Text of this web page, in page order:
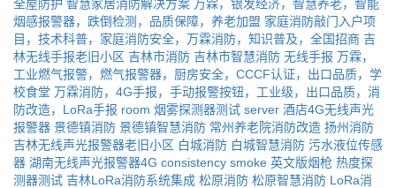
全屋防护 智慧家居消防解决方案 万霖，银发经济，智慧养老，智能
烟感报警器，跌倒检测，品质保障，养老加盟 家庭消防敲门入户项
目，技术科普，家庭消防安全，万霖消防，知识普及，全国招商 吉
林无线手报老旧小区 吉林市消防 吉林市智慧消防 无线手报 万霖，
工业燃气报警，燃气报警器，厨房安全，CCCF认证，出口品质，学
校食堂 万霖消防，4G手报，手动报警按钮，工业级，出口品质，消
防改造，LoRa手报 room 烟雾探测器测试 server 酒店4G无线声光
报警器 景德镇消防 景德镇智慧消防 常州养老院消防改造 扬州消防
吉林无线声光报警器老旧小区 白城消防 白城智慧消防 污水液位传感
器 湖南无线声光报警器4G consistency smoke 英文版烟枪 热度探
测器测试 吉林LoRa消防系统集成 松原消防 松原智慧消防 LoRa消